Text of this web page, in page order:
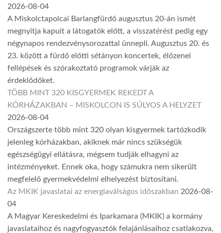
2026-08-04
A Miskolctapolcai Barlangfürdő augusztus 20-án ismét
megnyitja kapuit a látogatók előtt, a visszatérést pedig egy
négynapos rendezvénysorozattal ünnepli. Augusztus 20. és
23. között a fürdő előtti sétányon koncertek, élőzenei
fellépések és szórakoztató programok várják az
érdeklődőket.
TÖBB MINT 320 KISGYERMEK REKEDT A
KÓRHÁZAKBAN – MISKOLCON IS SÚLYOS A HELYZET
2026-08-04
Országszerte több mint 320 olyan kisgyermek tartózkodik
jelenleg kórházakban, akiknek már nincs szükségük
egészségügyi ellátásra, mégsem tudják elhagyni az
intézményeket. Ennek oka, hogy számukra nem sikerült
megfelelő gyermekvédelmi elhelyezést biztosítani.
Az MKIK javaslatai az energiaválságos időszakban 2026-08-
04
A Magyar Kereskedelmi és Iparkamara (MKIK) a kormány
javaslataihoz és nagyfogyasztók felajánlásaihoz csatlakozva,